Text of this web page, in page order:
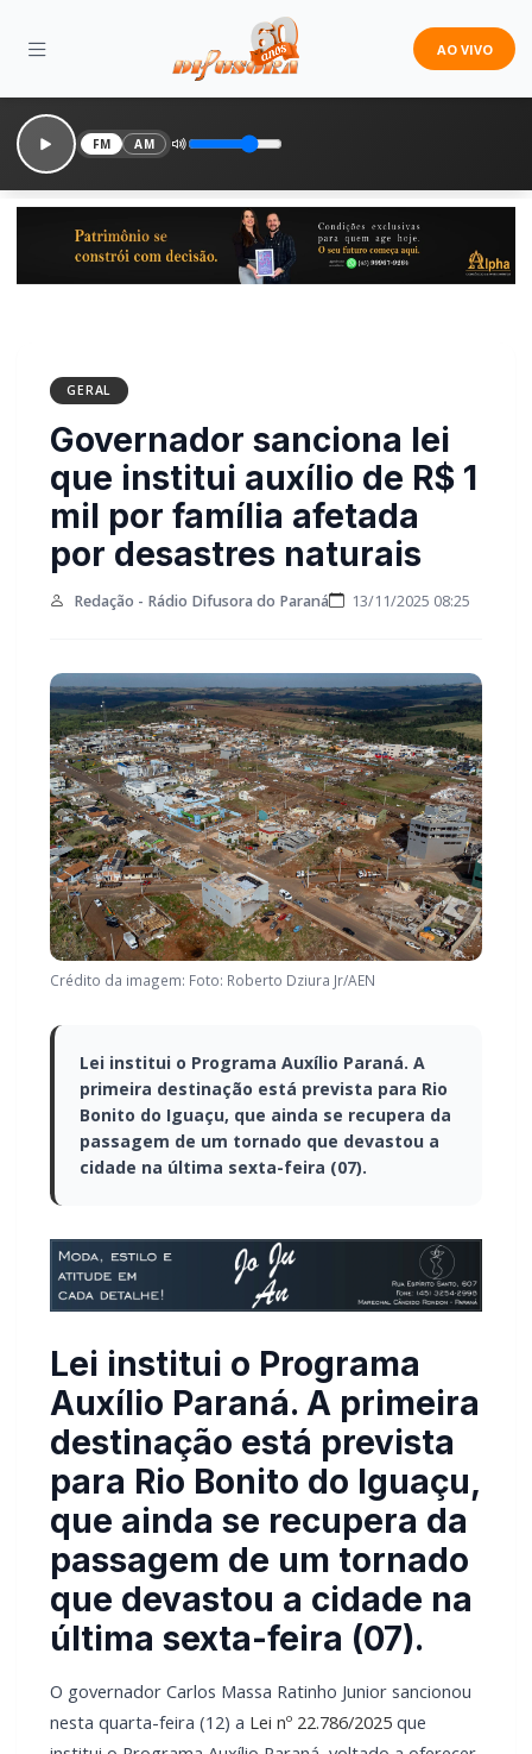
AO VIVO
FM AM
GERAL
Governador sanciona lei
que institui auxílio de R$ 1
mil por família afetada
por desastres naturais
Redação - Rádio Difusora do Paraná 13/11/2025 08:25
Crédito da imagem: Foto: Roberto Dziura Jr/AEN
Lei institui o Programa Auxílio Paraná. A
primeira destinação está prevista para Rio
Bonito do Iguaçu, que ainda se recupera da
passagem de um tornado que devastou a
cidade na última sexta-feira (07).
Lei institui o Programa
Auxílio Paraná. A primeira
para Rio Bonito do Iguaçu,
que ainda se recupera da
passagem de um tornado
que devastou a cidade na
última sexta-feira (07).
O governador Carlos Massa Ratinho Junior sancionou
nesta quarta-feira (12) aLei nº 22.786/2025 que
institui o Programa Auxílio Paraná, voltado a oferecer
desastres naturais em todo o território paranaense. A
primeira destinação está prevista para Rio Bonito do